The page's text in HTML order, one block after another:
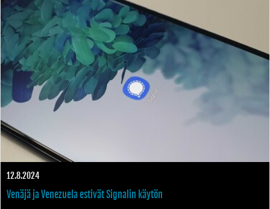
12.8.2024
Venäjä ja Venezuela estivät Signalin käytön